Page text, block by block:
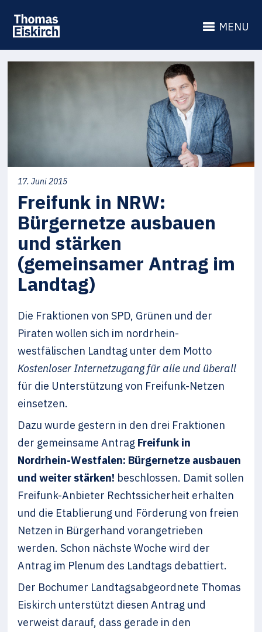
MENU
17. Juni 2015
Freifunk in NRW:
Bürgernetze ausbauen
und stärken
(gemeinsamer Antrag im
Landtag)
Die Fraktionen von SPD, Grünen und der
Piraten wollen sich im nordrhein-
westfälischen Landtag unter dem Motto
Kostenloser Internetzugang für alle und überall
für die Unterstützung von Freifunk-Netzen
einsetzen.
Dazu wurde gestern in den drei Fraktionen
der gemeinsame Antrag Freifunk in
Nordrhein-Westfalen: Bürgernetze ausbauen
und weiter stärken! beschlossen. Damit sollen
Freifunk-Anbieter Rechtssicherheit erhalten
und die Etablierung und Förderung von freien
Netzen in Bürgerhand vorangetrieben
werden. Schon nächste Woche wird der
Antrag im Plenum des Landtags debattiert.
Der Bochumer Landtagsabgeordnete Thomas
Eiskirch unterstützt diesen Antrag und
verweist darauf, dass gerade in den